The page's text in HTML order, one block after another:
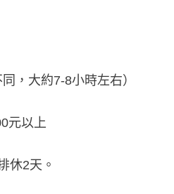
，大約7-8小時左右）
元以上
休2天。